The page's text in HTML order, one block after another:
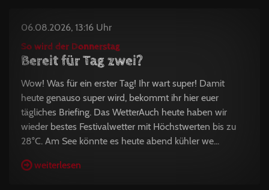
06.08.2026, 13:16 Uhr
So wird der Donnerstag
Bereit für Tag zwei?
Wow! Was für ein erster Tag! Ihr wart super! Damit
heute genauso super wird, bekommt ihr hier euer
tägliches Briefing. Das WetterAuch heute haben wir
wieder bestes Festivalwetter mit Höchstwerten bis zu
28°C. Am See könnte es heute abend kühler we...
weiterlesen